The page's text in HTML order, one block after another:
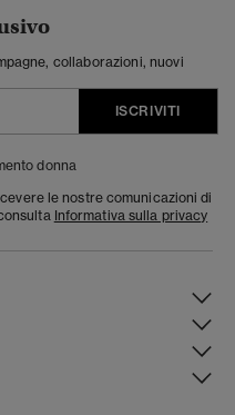
collaborazioni, nuovi
ISCRIVITI
donna
le nostre comunicazioni di
Informativa sulla privacy